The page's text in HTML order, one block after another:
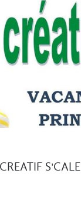
S'CALE